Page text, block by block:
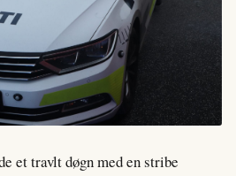
et travlt døgn med en stribe